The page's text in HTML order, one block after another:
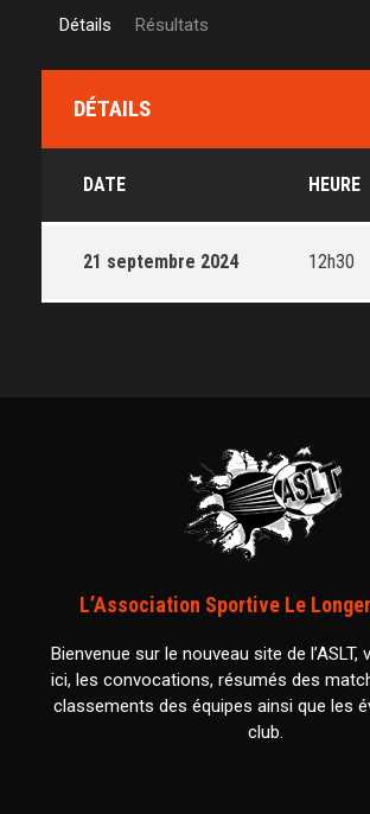
Détails Résultats
DÉTAILS
DATE HEURE
21 septembre 2024 12h30
L’Association Sportive Le
Bienvenue sur le nouveau site de
ici, les convocations, résumés des
classements des équipes ainsi que les
club.